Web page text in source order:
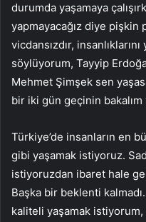
durumda yaşamaya
yapmayacağız diye pişkin
vicdansızdır,
söylüyorum, Tayyip
Mehmet Şimşek sen
bir iki gün geçinin bakalım
Türkiye’de insanların en
gibi yaşamak istiyoruz.
istiyoruzdan ibaret hale
Başka bir beklenti
kaliteli yaşamak